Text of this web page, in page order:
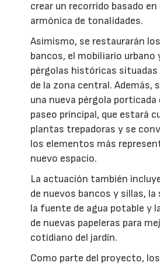
crear un recorrido basado
armónica de tonalidades.
Asimismo, se restaurarán
bancos, el mobiliario urbano
pérgolas históricas situadas
de la zona central. Además,
una nueva pérgola porticada
paseo principal, que estará
plantas trepadoras y se
los elementos más
nuevo espacio.
La actuación también
de nuevos bancos y sillas,
la fuente de agua potable y
de nuevas papeleras para
cotidiano del jardín.
Como parte del proyecto,